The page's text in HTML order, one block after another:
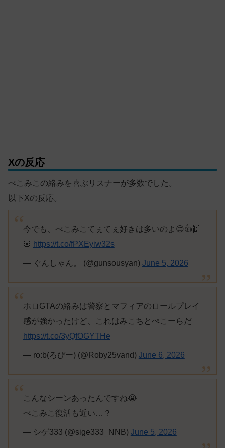
Xの反応
ぺこみこの絡みを喜ぶリスナーが多数でした。
以下Xの反応。
今でも、ぺこみこてぇてぇ好きは多いのよ😊👍👯
🌸 https://t.co/fPXEyiw32s
— ぐんしゃん。 (@gunsousyan) June 5, 2026
ホロGTAの絡みは警察とマフィアのロールプレイ
感が強かったけど、これはみこちとぺこーらだ
https://t.co/3yQfOGYTHe
— ro:b(ろびー) (@Roby25vand) June 6, 2026
こんなシーンあったんですね😭
ぺこみこ復活も近い…？
— シゲ333 (@sige333_NNB) June 5, 2026